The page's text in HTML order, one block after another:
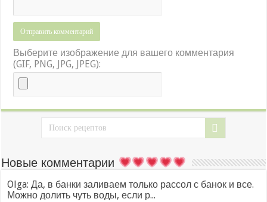
Выберите изображение для вашего комментария
(GIF, PNG, JPG, JPEG):
Новые комментарии
Olga: Да, в банки заливаем только рассол с банок и все.
Можно долить чуть воды, если р...